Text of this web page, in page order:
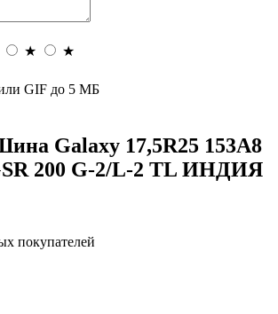
★
★
GIF до 5 МБ
Galaxy 17,5R25 153A8
200 G-2/L-2 TL ИНДИЯ
покупателей